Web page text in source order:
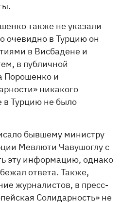
также не указали
очевидно в Турцию он
в Висбадене и
в публичной
Порошенко и
никакого
в Турцию не было
бывшему министру
Мевлюти Чавушоглу с
эту информацию, однако
ответа. Также,
журналистов, в пресс-
Солидарность» не